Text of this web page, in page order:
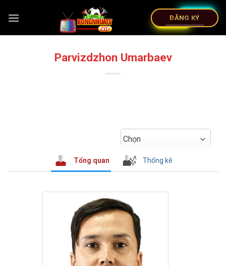
ĐĂNG KÝ
Parvizdzhon Umarbaev
Chọn
Tổng quan Thống kê